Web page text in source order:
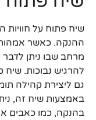
שיח פתוח על חוויות
ההנקה. כאשר אמהות
מרחב שבו ניתן
להרגיש נבוכות.
גם ליצירת קהילה
באמצעות שיח זה,
בהנקה, כמו כאבים